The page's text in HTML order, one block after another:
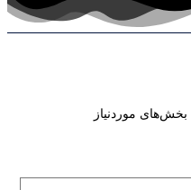
بخش‌های موردنیاز